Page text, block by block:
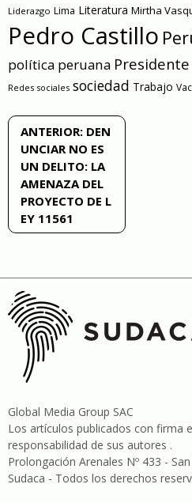
Liderazgo Lima Literatura Mirtha
Pedro Castillo
política peruana
Redes sociales sociedad Trabajo
Navegación
de
entradas
ANTERIOR: DEN
UNCIAR NO ES
UN DELITO: LA
AMENAZA DEL
PROYECTO DE L
EY 11561
Global Media Group SAC
Los artículos publicados con firma
responsabilidad de sus autores .
Prolongación Arenales Nº 433 -
Sudaca - Todos los derechos